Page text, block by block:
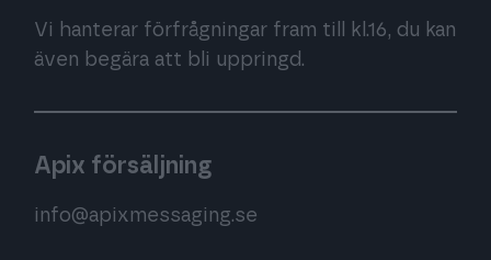
Vi hanterar förfrågningar fram till kl.16, du kan
även begära att bli uppringd.
Apix försäljning
info@apixmessaging.se